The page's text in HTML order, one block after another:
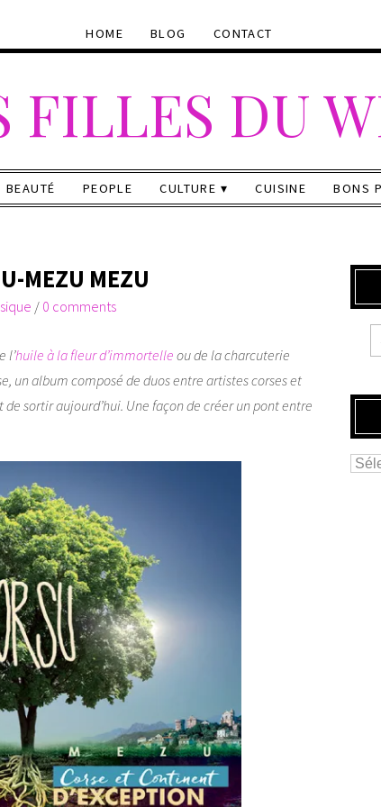
HOME BLOG CONTACT
FILLES DU
BEAUTÉ PEOPLE CULTURE CUISINE BONS
MEZU MEZU
/ 0 comments
l’huile à la fleur d’immortelle ou de la charcuterie
un album composé de duos entre artistes corses et
sortir aujourd’hui. Une façon de créer un pont entre